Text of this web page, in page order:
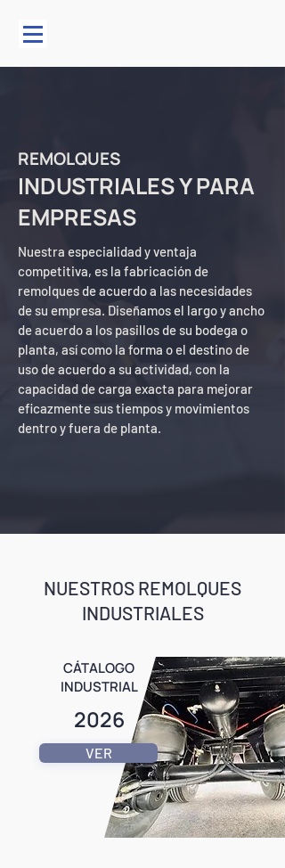
REMOLQUES
INDUSTRIALES Y PARA
EMPRESAS
Nuestra especialidad y ventaja
competitiva, es la fabricación de
remolques de acuerdo a las necesidades
de su empresa. Diseñamos el largo y ancho
de acuerdo a los pasillos de su bodega o
planta, así como la forma o el destino de
uso de acuerdo a su actividad, con la
capacidad de carga exacta para mejorar
eficazmente sus tiempos y movimientos
dentro y fuera de planta.
NUESTROS REMOLQUES
INDUSTRIALES
CÁTALOGO
INDUSTRIAL
2026
VER